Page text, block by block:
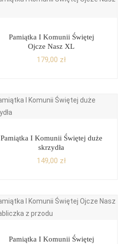
Pamiątka I Komunii Świętej
Ojcze Nasz XL
179,00 zł
Pamiątka I Komunii Świętej duże
skrzydła
149,00 zł
Pamiątka I Komunii Świętej